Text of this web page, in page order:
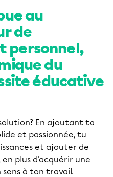
au
de
personnel,
du
éducative
En ajoutant ta
et passionnée, tu
et ajouter de
plus d'acquérir une
à ton travail.